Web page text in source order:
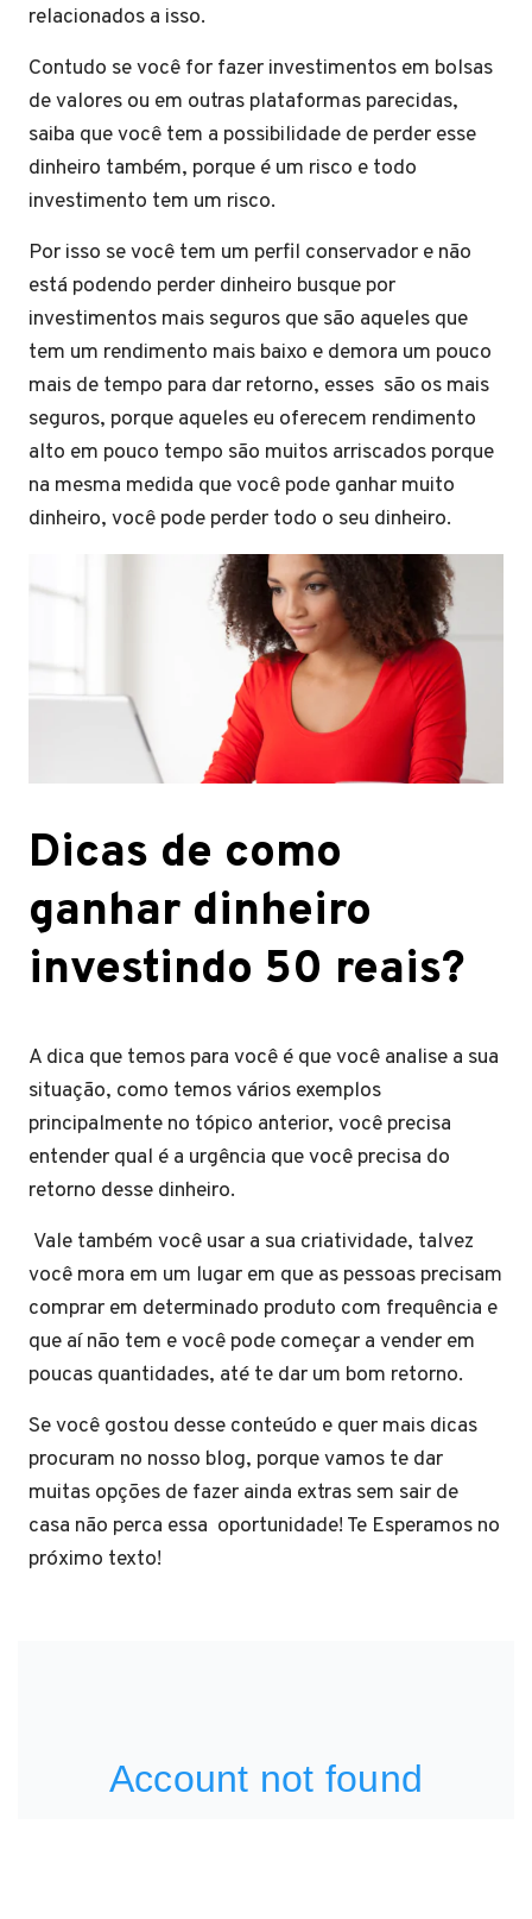
relacionados a isso.
Contudo se você for fazer investimentos em bolsas
de valores ou em outras plataformas parecidas,
saiba que você tem a possibilidade de perder esse
dinheiro também, porque é um risco e todo
investimento tem um risco.
Por isso se você tem um perfil conservador e não
está podendo perder dinheiro busque por
investimentos mais seguros que são aqueles que
tem um rendimento mais baixo e demora um pouco
mais de tempo para dar retorno, esses são os mais
seguros, porque aqueles eu oferecem rendimento
alto em pouco tempo são muitos arriscados porque
na mesma medida que você pode ganhar muito
dinheiro, você pode perder todo o seu dinheiro.
Dicas de como
ganhar dinheiro
investindo 50 reais?
A dica que temos para você é que você analise a sua
situação, como temos vários exemplos
principalmente no tópico anterior, você precisa
entender qual é a urgência que você precisa do
retorno desse dinheiro.
Vale também você usar a sua criatividade, talvez
você mora em um lugar em que as pessoas precisam
comprar em determinado produto com frequência e
que aí não tem e você pode começar a vender em
poucas quantidades, até te dar um bom retorno.
Se você gostou desse conteúdo e quer mais dicas
procuram no nosso blog, porque vamos te dar
muitas opções de fazer ainda extras sem sair de
casa não perca essa oportunidade! Te Esperamos no
próximo texto!